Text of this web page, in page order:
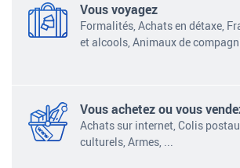
Vous voyagez
Formalités, Achats en détaxe,
et alcools, Animaux de
Vous achetez ou vous
Achats sur internet, Colis
culturels, Armes,